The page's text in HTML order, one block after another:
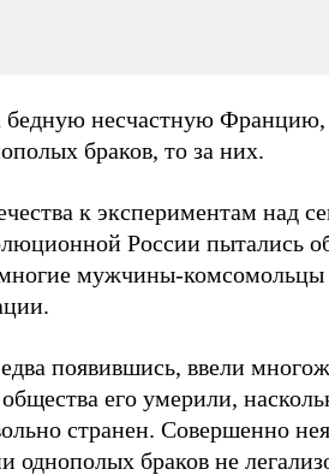
несчастную
браков, то за них.
к экспериментам над
России пытались
мужчины-комсомольцы
появившись, ввели
его умерили,
странен. Совершенно
однополых браков не